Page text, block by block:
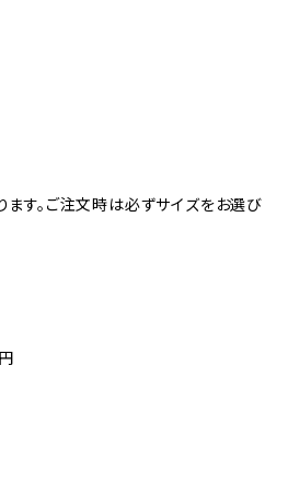
ます。ご注文時は必ずサイズをお選び